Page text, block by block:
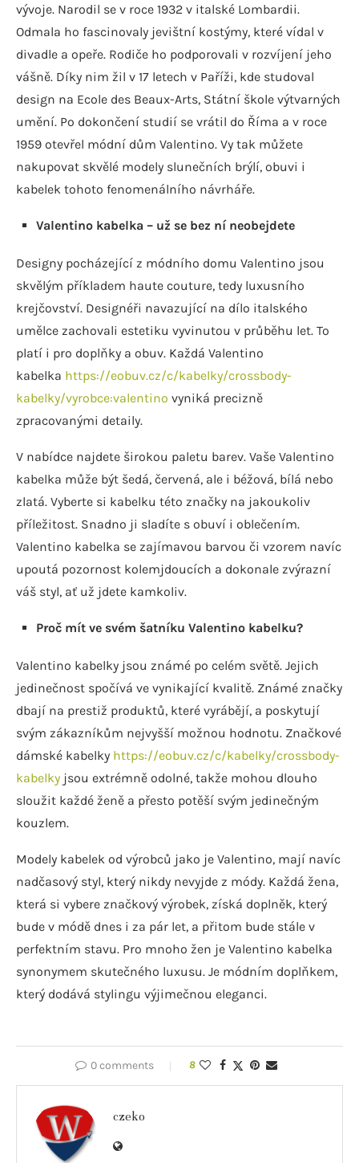
vývoje. Narodil se v roce 1932 v italské Lombardii.
Odmala ho fascinovaly jevištní kostýmy, které vídal v
divadle a opeře. Rodiče ho podporovali v rozvíjení jeho
vášně. Díky nim žil v 17 letech v Paříži, kde studoval
design na Ecole des Beaux-Arts, Státní škole výtvarných
umění. Po dokončení studií se vrátil do Říma a v roce
1959 otevřel módní dům Valentino. Vy tak můžete
nakupovat skvělé modely slunečních brýlí, obuvi i
kabelek tohoto fenomenálního návrháře.
Valentino kabelka – už se bez ní neobejdete
Designy pocházející z módního domu Valentino jsou
skvělým příkladem haute couture, tedy luxusního
krejčovství. Designéři navazující na dílo italského
umělce zachovali estetiku vyvinutou v průběhu let. To
platí i pro doplňky a obuv. Každá Valentino
kabelka https://eobuv.cz/c/kabelky/crossbody-
kabelky/vyrobce:valentino vyniká precizně
zpracovanými detaily.
V nabídce najdete širokou paletu barev. Vaše Valentino
kabelka může být šedá, červená, ale i béžová, bílá nebo
zlatá. Vyberte si kabelku této značky na jakoukoliv
příležitost. Snadno ji sladíte s obuví i oblečením.
Valentino kabelka se zajímavou barvou či vzorem navíc
upoutá pozornost kolemjdoucích a dokonale zvýrazní
váš styl, ať už jdete kamkoliv.
Proč mít ve svém šatníku Valentino kabelku?
Valentino kabelky jsou známé po celém světě. Jejich
jedinečnost spočívá ve vynikající kvalitě. Známé značky
dbají na prestiž produktů, které vyrábějí, a poskytují
svým zákazníkům nejvyšší možnou hodnotu. Značkové
dámské kabelky https://eobuv.cz/c/kabelky/crossbody-
kabelky jsou extrémně odolné, takže mohou dlouho
sloužit každé ženě a přesto potěší svým jedinečným
kouzlem.
Modely kabelek od výrobců jako je Valentino, mají navíc
nadčasový styl, který nikdy nevyjde z módy. Každá žena,
která si vybere značkový výrobek, získá doplněk, který
bude v módě dnes i za pár let, a přitom bude stále v
perfektním stavu. Pro mnoho žen je Valentino kabelka
synonymem skutečného luxusu. Je módním doplňkem,
který dodává stylingu výjimečnou eleganci.
0 comments 8
czeko